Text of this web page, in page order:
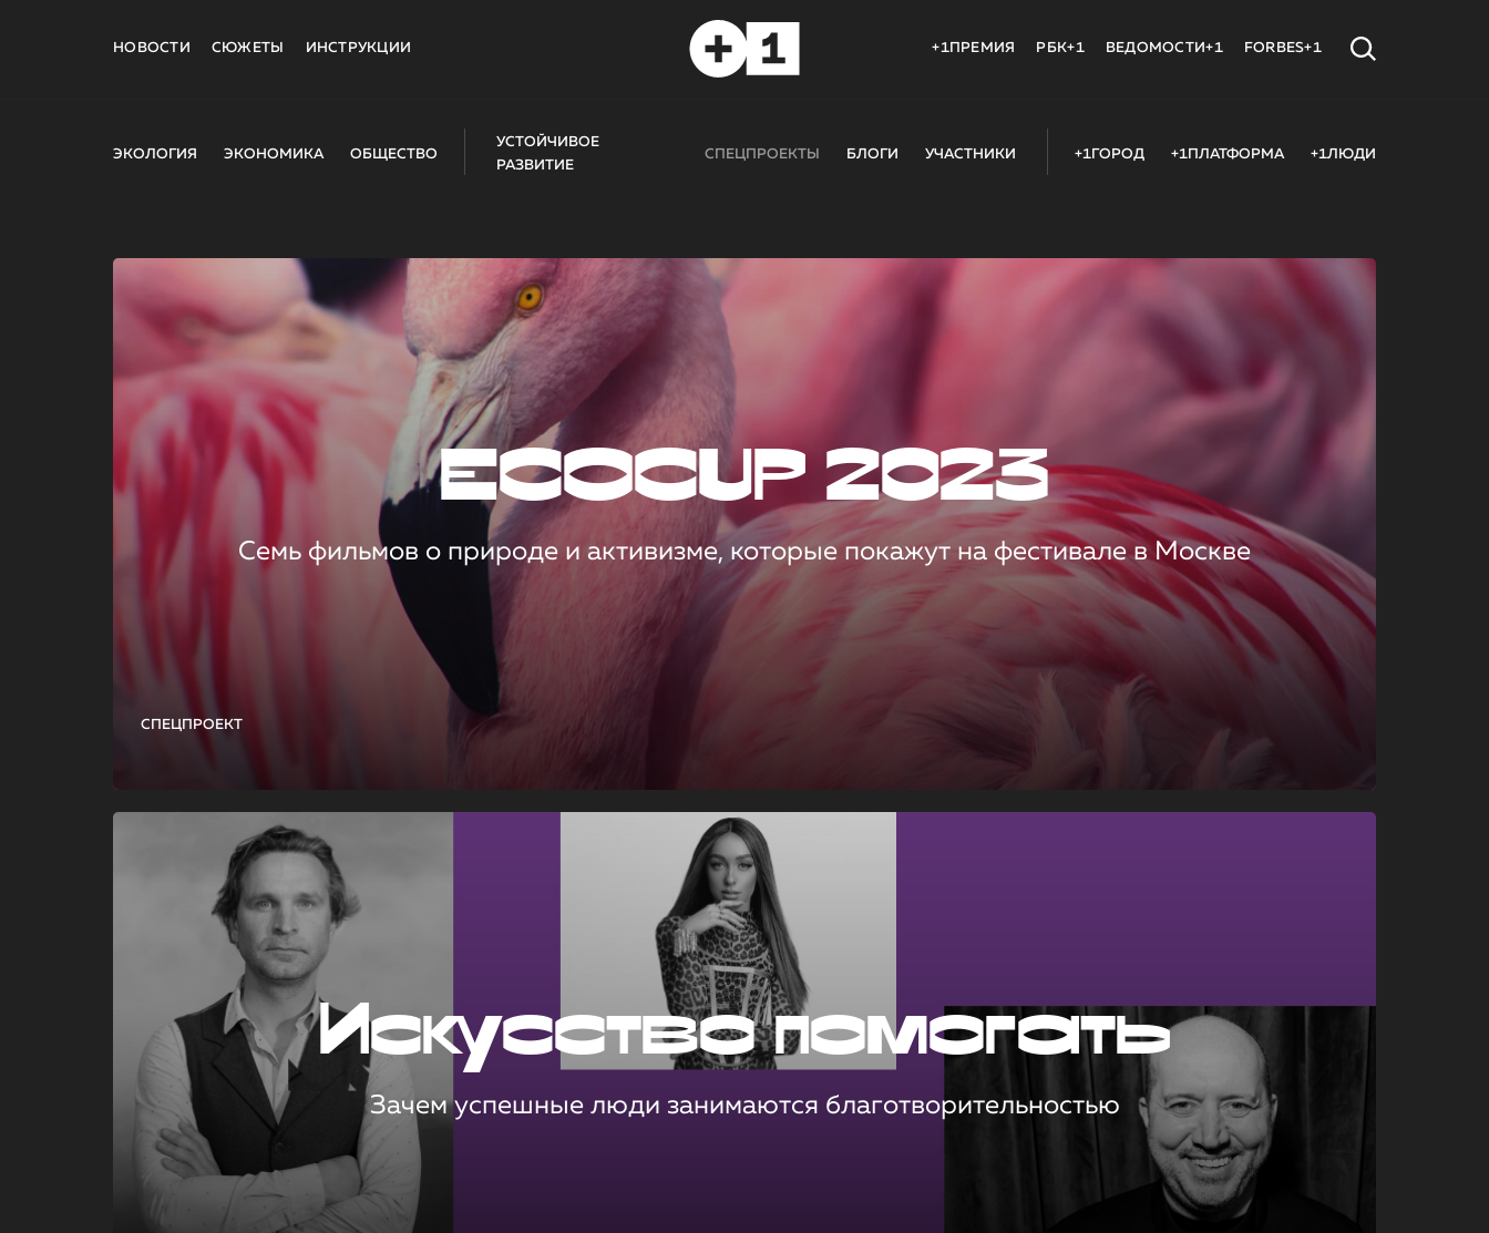
НОВОСТИ СЮЖЕТЫ ИНСТРУКЦИИ +1ПРЕМИЯ РБК+1 ВЕДОМОСТИ+1 FORBES+1
ЭКОЛОГИЯ ЭКОНОМИКА ОБЩЕСТВО
УСТОЙЧИВОЕ
РАЗВИТИЕ
СПЕЦПРОЕКТЫ БЛОГИ УЧАСТНИКИ +1ГОРОД +1ПЛАТФОРМА +1ЛЮДИ
СПЕЦПРОЕКТ
ECOCUP 2023
Семь фильмов о природе и активизме, которые покажут на фестивале в Москве
Искусство помогать
Зачем успешные люди занимаются благотворительностью